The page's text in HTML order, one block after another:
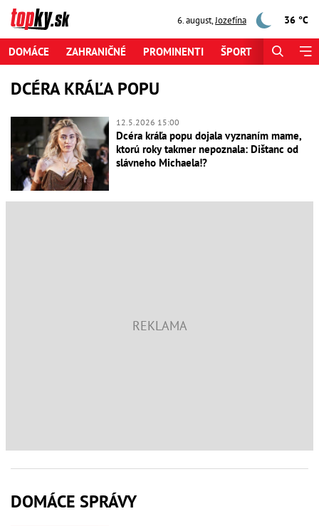
6. august,Jozefína 36 °C
DOMÁCE ZAHRANIČNÉ PROMINENTI ŠPORT
DCÉRA KRÁĽA POPU
12.5.2026 15:00
Dcéra kráľa popu dojala vyznaním mame,
ktorú roky takmer nepoznala: Dištanc od
slávneho Michaela!?
DOMÁCE SPRÁVY